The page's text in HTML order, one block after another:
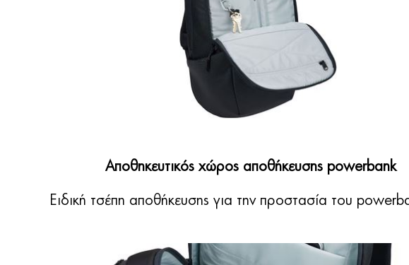
Αποθηκευτικός χώρος αποθήκευσης powerbank
Ειδική τσέπη αποθήκευσης για την προστασία του